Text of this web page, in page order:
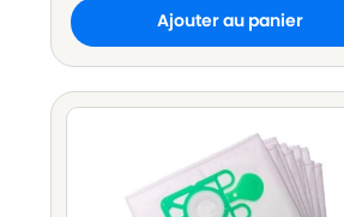
Ajouter au panier